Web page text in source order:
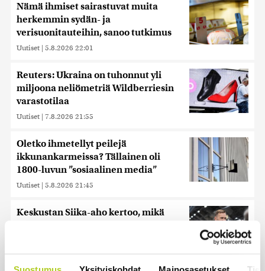
Nämä ihmiset sairastuvat muita
herkemmin sydän- ja
verisuonitauteihin, sanoo tutkimus
Uutiset | 5.8.2026 22:01
Reuters: Ukraina on tuhonnut yli
miljoona neliömetriä Wildberriesin
varastotilaa
Uutiset | 7.8.2026 21:55
Oletko ihmetellyt peilejä
ikkunankarmeissa? Tällainen oli
1800-luvun ”sosiaalinen media”
Uutiset | 5.8.2026 21:45
Keskustan Siika-aho kertoo, mikä
hintaa”
Uutiset | 6.8.2026 11:56